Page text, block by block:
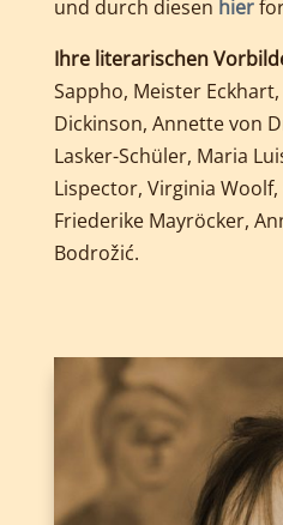
und durch diesen hier
Ihre literarischen
Sappho, Meister
Dickinson, Annette von
Lasker-Schüler, Maria
Lispector, Virginia Woolf,
Friederike Mayröcker,
Bodrožić.